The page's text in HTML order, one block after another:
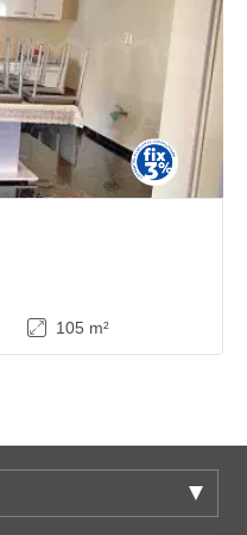
105 m²